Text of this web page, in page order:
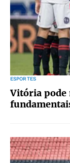
ESPORTES
Vitória pode